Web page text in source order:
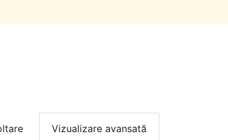
Vizualizare avansată